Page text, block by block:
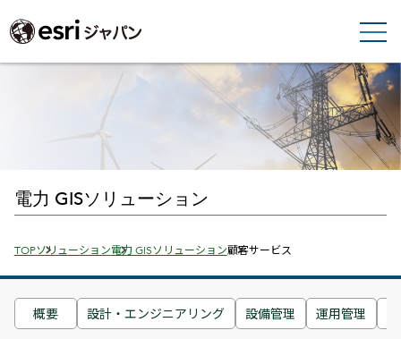
概要 設計・エンジニアリング 設備管理 運用管理
電力 GISソリューション
Breadcrumbs
TOPソリューション電力 GISソリューション顧客サービス